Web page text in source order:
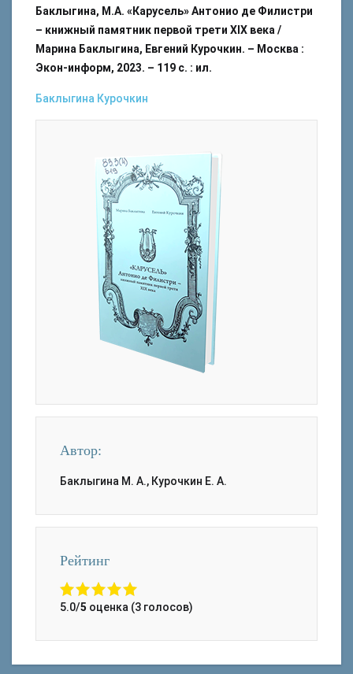
Баклыгина, М.А. «Карусель» Антонио де Филистри
– книжный памятник первой трети XIX века /
Марина Баклыгина, Евгений Курочкин. – Москва :
Экон-информ, 2023. – 119 с. : ил.
Баклыгина Курочкин
Автор:
Баклыгина М. А., Курочкин Е. А.
Рейтинг
5.0/5 оценка (3 голосов)